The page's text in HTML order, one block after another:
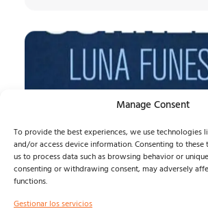
Manage Consent
To provide the best experiences, we use technologies
and/or access device information. Consenting to
us to process data such as browsing behavior or
consenting or withdrawing consent, may adversely
functions.
Gestionar los servicios
LUNA FUNESTA